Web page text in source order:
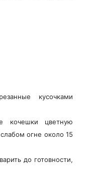
кусочками
кочешки цветную
огне около 15
до готовности,